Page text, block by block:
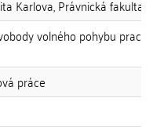
Karlova, Právnická fakulta
volného pohybu
práce